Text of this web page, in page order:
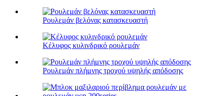
Ρουλεμάν βελόνας κατασκευαστή
Κέλυφος κυλινδρικό ρουλεμάν
Ρουλεμάν πλήμνης τροχού υψηλής απόδοσης